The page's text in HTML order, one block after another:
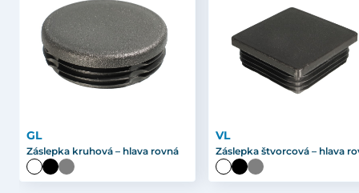
GL
Záslepka kruhová – hlava rovná
VL
Záslepka štvorcová – hlava